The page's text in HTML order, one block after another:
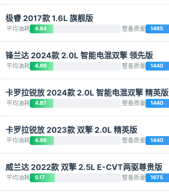
极睿 2017款 1.6L 旗舰版
平均油耗 4.84 整备质量 1485
锋兰达 2024款 2.0L 智能电混双擎 领先版
平均油耗 4.86 整备质量 1440
卡罗拉锐放 2024款 2.0L 智能电混双擎 精英版
平均油耗 4.87 整备质量 1440
卡罗拉锐放 2023款 双擎 2.0L 精英版
平均油耗 4.98 整备质量 1440
威兰达 2022款 双擎 2.5L E-CVT两驱尊贵版
平均油耗 5.17 整备质量 1675